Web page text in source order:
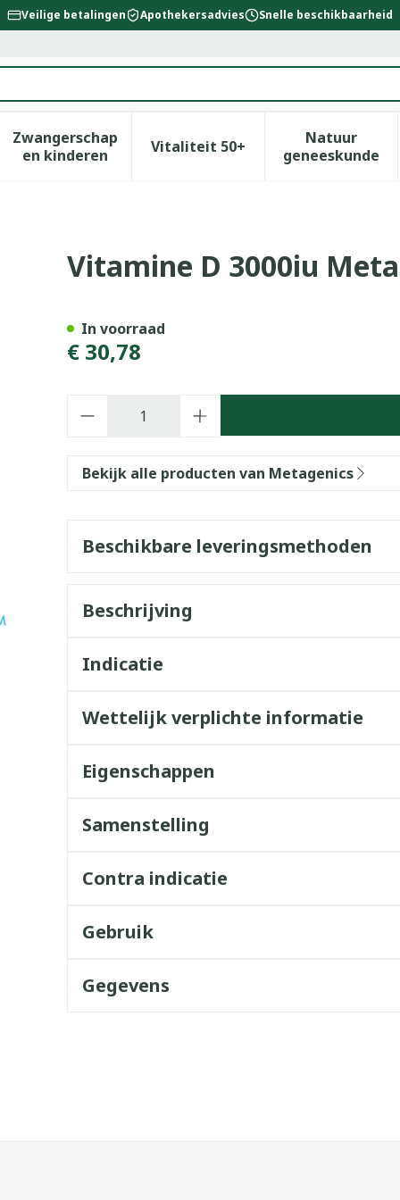
Veilige betalingen Apothekersadvies Snelle beschikbaarheid
verzorging en hygiëne categorie
voor Dieet, voeding en vitamines categorie
Zwangerschap
en kinderenToon submenu voor Zwangerschap en
Vitaliteit 50+Toon submenu voor
Natuur
geneeskunde
Toon
Tabl 168
Vitamine D 3000iu
€ 30,78
In voorraad
Bekijk alle producten van Metagenics
Beschikbare leveringsmethoden
Beschrijving
Indicatie
Wettelijk verplichte informatie
Eigenschappen
Samenstelling
Contra indicatie
Gebruik
Gegevens